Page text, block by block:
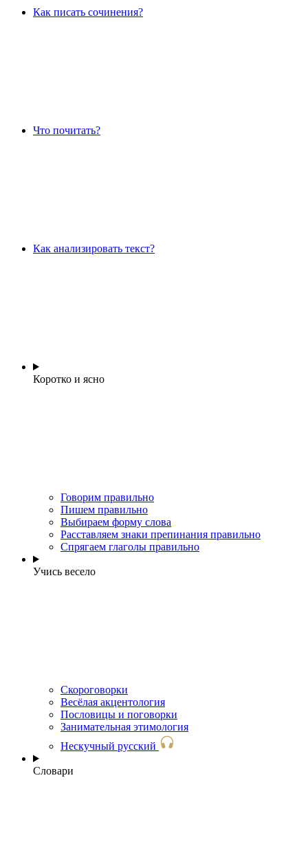
Как писать сочинения?
Что почитать?
Как анализировать текст?
Коротко и ясно
Говорим правильно
Пишем правильно
Выбираем форму слова
Расставляем знаки препинания правильно
Спрягаем глаголы правильно
Учись весело
Скороговорки
Весёлая акцентология
Пословицы и поговорки
Занимательная этимология
Нескучный русский
Словари